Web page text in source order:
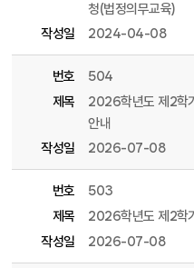
청(법정의무교육)
작성일
2024-04-08
번호
504
제목
2026학년도 제2학
안내
작성일
2026-07-08
번호
503
제목
2026학년도 제2학
작성일
2026-07-08